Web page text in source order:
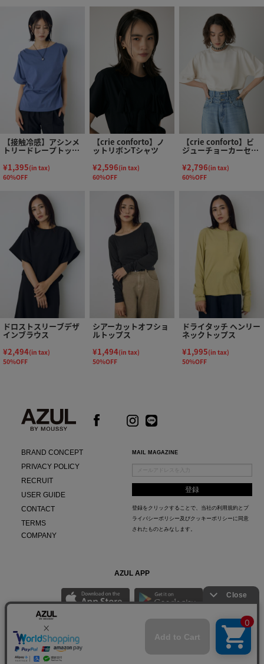
【接触冷感】アシンメ
トリードレープトップ
¥1,395(in tax)
60%OFF
【crie conforto】ノ
ットリボンTシャツ
¥2,596(in tax)
60%OFF
【crie conforto】ビ
ジューチョーカーセッ
トカットソー
¥2,796(in tax)
60%OFF
ドロストスリーブデザ
インブラウス
¥2,494(in tax)
50%OFF
シアーカットオフショ
ルトップス
¥1,494(in tax)
50%OFF
ドライタッチ ヘンリー
ネックトップス
¥1,995(in tax)
50%OFF
BRAND CONCEPT
PRIVACY POLICY
RECRUIT
USER GUIDE
CONTACT
TERMS
COMPANY
MAIL MAGAZINE
登録をクリックすることで、当社の利用規約と プ
ライバシーポリシー及びクッキーポリシー に同意
されたものとみなします。
AZUL APP
最新ニュースやスタイリング紹介までAZUL BY MOUSSYのお得な情報がいち早くチェック